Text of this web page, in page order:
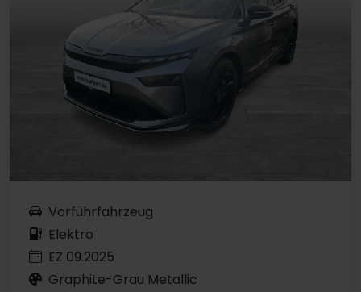
Vorführfahrzeug
Elektro
EZ 09.2025
Graphite-Grau Metallic